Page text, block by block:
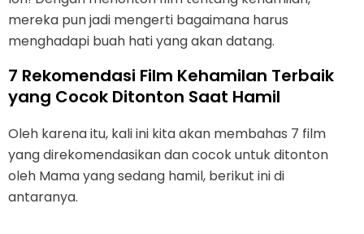
mereka pun jadi mengerti bagaimana harus
menghadapi buah hati yang akan datang.
7 Rekomendasi Film Kehamilan Terbaik
yang Cocok Ditonton Saat Hamil
Oleh karena itu, kali ini kita akan membahas 7 film
yang direkomendasikan dan cocok untuk ditonton
oleh Mama yang sedang hamil, berikut ini di
antaranya.